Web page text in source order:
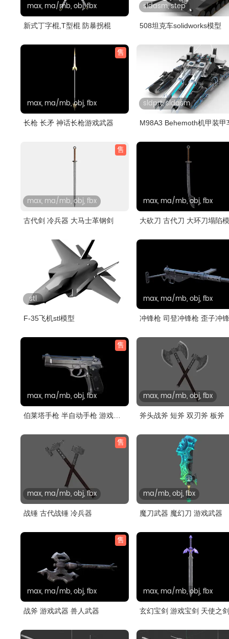
max, ma/mb, obj, fbx
新式丁字棍,T型棍 防暴拐棍
sldasm, step
508坦克车solidworks模型
售
max, ma/mb, obj, fbx
长枪 长矛 神话长枪游戏武器
sldprt, sldasm
M98A3 Behemoth机甲装甲
售
max, ma/mb, obj, fbx
古代剑 冷兵器 大马士革钢剑
max, ma/mb, obj, fbx
大砍刀 古代刀 大环刀塌陷
stl
F-35飞机stl模型
max, ma/mb, obj, fbx
冲锋枪 司登冲锋枪 歪子冲
售
max, ma/mb, obj, fbx
伯莱塔手枪 半自动手枪 游戏枪
max, ma/mb, obj, fbx
斧头战斧 短斧 双刃斧 板斧
售
max, ma/mb, obj, fbx
战锤 古代战锤 冷兵器
ma/mb, obj, fbx
魔刀武器 魔幻刀 游戏武器
售
max, ma/mb, obj, fbx
战斧 游戏武器 兽人武器
max, ma/mb, obj, fbx
玄幻宝剑 游戏宝剑 天使之